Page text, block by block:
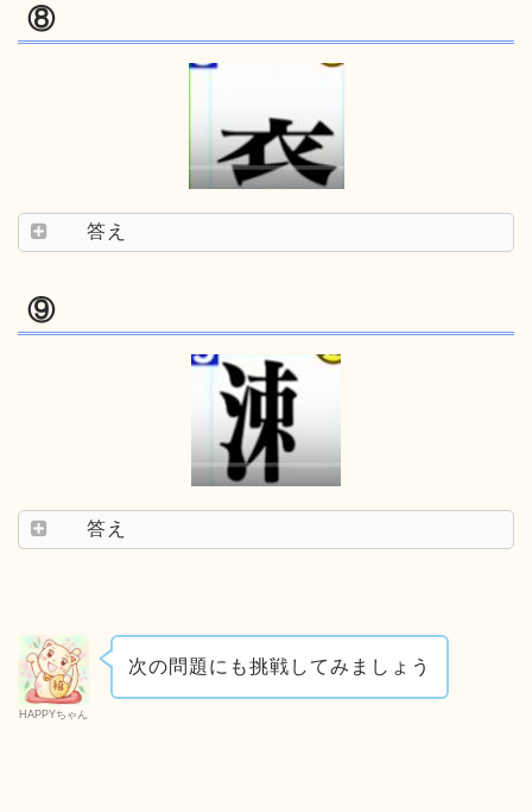
⑧
答え
⑨
答え
HAPPYちゃん
次の問題にも挑戦してみましょう